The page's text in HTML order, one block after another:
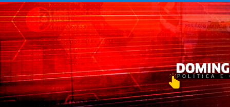
Pular para o conteúdo